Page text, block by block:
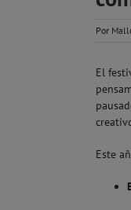
Por
El
Este